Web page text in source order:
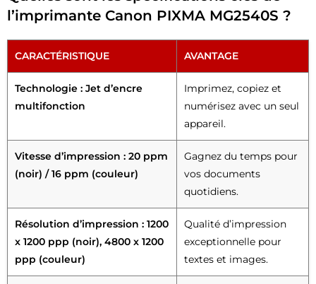
l’imprimante Canon PIXMA MG2540S ?
CARACTÉRISTIQUE AVANTAGE
Technologie : Jet d’encre
multifonction
Imprimez, copiez et
numérisez avec un seul
appareil.
Vitesse d’impression : 20 ppm
(noir) / 16 ppm (couleur)
Gagnez du temps pour
vos documents
quotidiens.
Résolution d’impression : 1200
x 1200 ppp (noir), 4800 x 1200
ppp (couleur)
Qualité d’impression
exceptionnelle pour
textes et images.